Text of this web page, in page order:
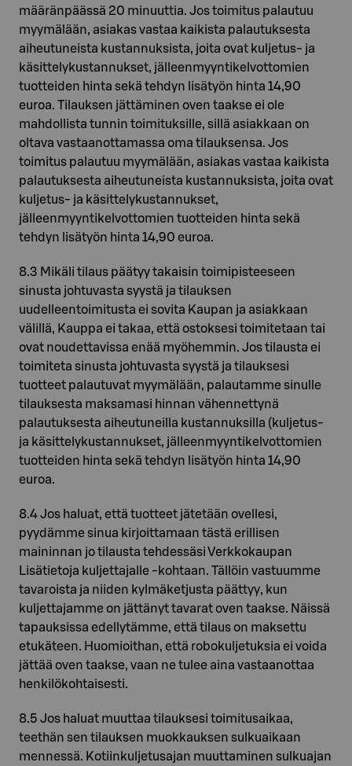
määränpäässä 20 minuuttia. Jos toimitus palautuu
myymälään, asiakas vastaa kaikista palautuksesta
aiheutuneista kustannuksista, joita ovat kuljetus- ja
käsittelykustannukset, jälleenmyyntikelvottomien
tuotteiden hinta sekä tehdyn lisätyön hinta 14,90
euroa. Tilauksen jättäminen oven taakse ei ole
mahdollista tunnin toimituksille, sillä asiakkaan on
oltava vastaanottamassa oma tilauksensa. Jos
toimitus palautuu myymälään, asiakas vastaa kaikista
palautuksesta aiheutuneista kustannuksista, joita ovat
kuljetus- ja käsittelykustannukset,
jälleenmyyntikelvottomien tuotteiden hinta sekä
tehdyn lisätyön hinta 14,90 euroa.
8.3 Mikäli tilaus päätyy takaisin toimipisteeseen
sinusta johtuvasta syystä ja tilauksen
uudelleentoimitusta ei sovita Kaupan ja asiakkaan
välillä, Kauppa ei takaa, että ostoksesi toimitetaan tai
ovat noudettavissa enää myöhemmin. Jos tilausta ei
toimiteta sinusta johtuvasta syystä ja tilauksesi
tuotteet palautuvat myymälään, palautamme sinulle
tilauksesta maksamasi hinnan vähennettynä
palautuksesta aiheutuneilla kustannuksilla (kuljetus-
ja käsittelykustannukset, jälleenmyyntikelvottomien
tuotteiden hinta sekä tehdyn lisätyön hinta 14,90
euroa.
8.4 Jos haluat, että tuotteet jätetään ovellesi,
pyydämme sinua kirjoittamaan tästä erillisen
maininnan jo tilausta tehdessäsi Verkkokaupan
Lisätietoja kuljettajalle -kohtaan. Tällöin vastuumme
tavaroista ja niiden kylmäketjusta päättyy, kun
kuljettajamme on jättänyt tavarat oven taakse. Näissä
tapauksissa edellytämme, että tilaus on maksettu
etukäteen. Huomioithan, että robokuljetuksia ei voida
jättää oven taakse, vaan ne tulee aina vastaanottaa
henkilökohtaisesti.
8.5 Jos haluat muuttaa tilauksesi toimitusaikaa,
teethän sen tilauksen muokkauksen sulkuaikaan
mennessä. Kotiinkuljetusajan muuttaminen sulkuajan